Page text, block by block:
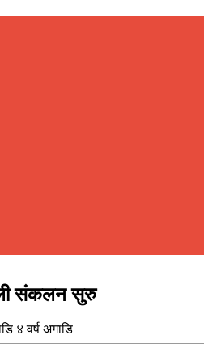
संकलन सुरु
४ वर्ष अगाडि